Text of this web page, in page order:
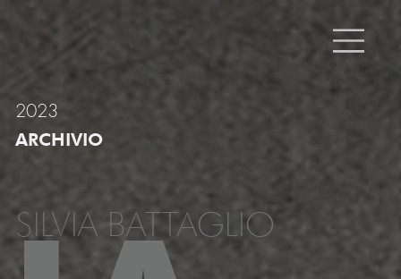
2023
ARCHIVIO
SILVIA BATTAGLIO